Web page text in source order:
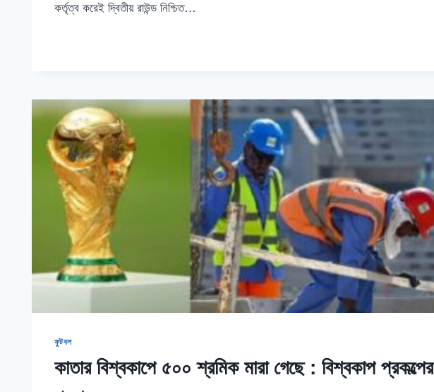
কর্তৃত্ব করেই দ্বিতীয় রাউন্ড নিশ্চিত…
ব্রাজিলের
সামনে
দক্ষিন
কোরিয়া
ফুটবল
কাতার বিশ্বকাপে ৫০০ শ্রমিক মারা গেছে : বিশ্বকাপ প্রকল্পের